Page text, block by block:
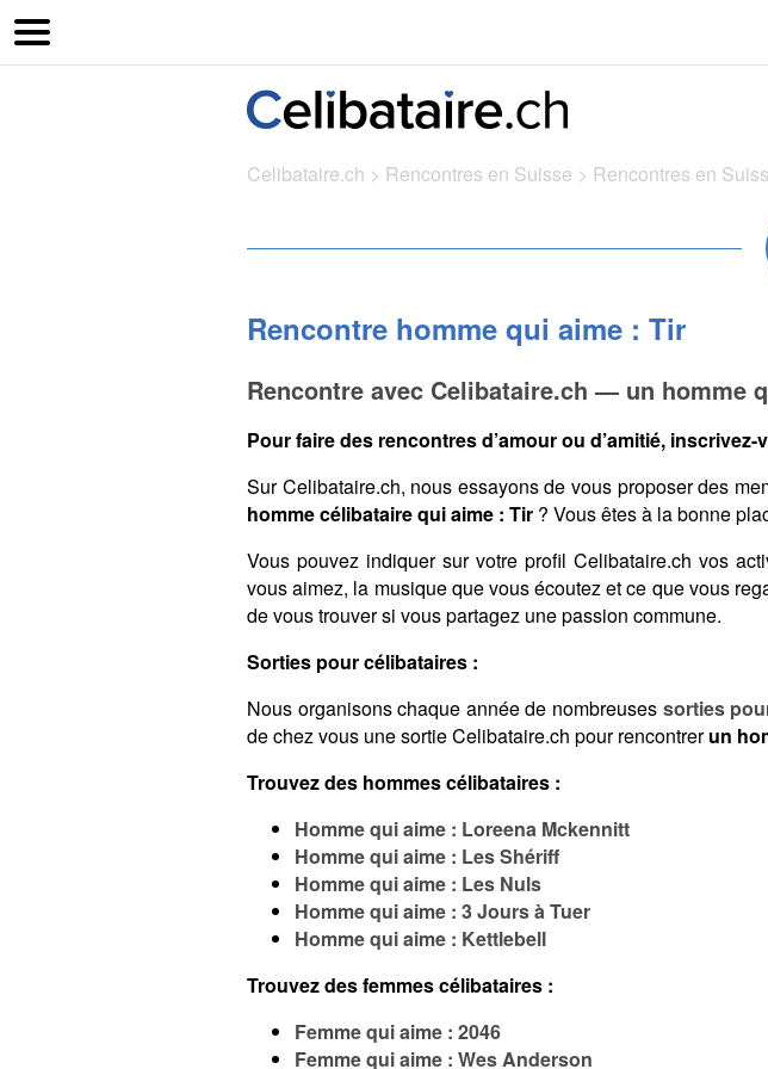
Celibataire.ch > Rencontres en Suisse > Rencontres en
Rencontre homme qui aime : Tir
Rencontre avec Celibataire.ch — un homme
Pour faire des rencontres d’amour ou d’amitié,
Sur Celibataire.ch, nous essayons de vous proposer des
homme célibataire qui aime : Tir ? Vous êtes à la bonne
Vous pouvez indiquer sur votre profil Celibataire.ch vos
vous aimez, la musique que vous écoutez et ce que vous
de vous trouver si vous partagez une passion commune.
Sorties pour célibataires :
Nous organisons chaque année de nombreuses sorties
de chez vous une sortie Celibataire.ch pour rencontrerun
Trouvez des hommes célibataires :
Homme qui aime : Loreena Mckennitt
Homme qui aime : Les Shériff
Homme qui aime : Les Nuls
Homme qui aime : 3 Jours à Tuer
Homme qui aime : Kettlebell
Trouvez des femmes célibataires :
Femme qui aime : 2046
Femme qui aime : Wes Anderson